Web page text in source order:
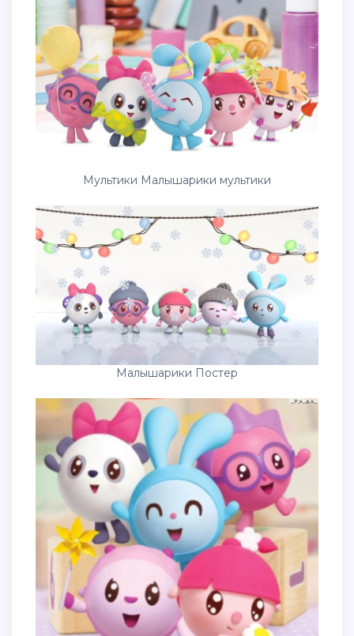
Мультики Малышарики мультики
Малышарики Постер